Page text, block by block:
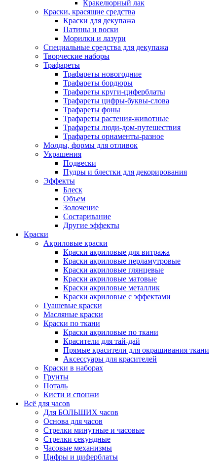
Кракелюрный лак
Краски, красящие средства
Краски для декупажа
Патины и воски
Морилки и лазури
Специальные средства для декупажа
Творческие наборы
Трафареты
Трафареты новогодние
Трафареты бордюры
Трафареты круги-циферблаты
Трафареты цифры-буквы-слова
Трафареты фоны
Трафареты растения-животные
Трафареты люди-дом-путешествия
Трафареты орнаменты-разное
Молды, формы для отливок
Украшения
Подвески
Пудры и блестки для декорирования
Эффекты
Блеск
Объем
Золочение
Состаривание
Другие эффекты
Краски
Акриловые краски
Краски акриловые для витража
Краски акриловые перламутровые
Краски акриловые глянцевые
Краски акриловые матовые
Краски акриловые металлик
Краски акриловые с эффектами
Гуашевые краски
Масляные краски
Краски по ткани
Краски акриловые по ткани
Красители для тай-дай
Прямые красители для окрашивания ткани
Аксессуары для красителей
Краски в наборах
Грунты
Поталь
Кисти и спонжи
Всё для часов
Для БОЛЬШИХ часов
Основа для часов
Стрелки минутные и часовые
Стрелки секундные
Часовые механизмы
Цифры и циферблаты